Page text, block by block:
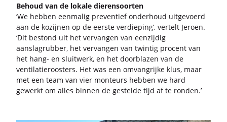
Be­houd van de lo­ka­le die­ren­soor­ten
‘We heb­ben een­ma­lig pre­ven­tief on­der­houd uit­ge­voerd
aan de ko­zij­nen op de eer­ste ver­die­ping’, ver­telt Je­roen.
‘Dit be­stond uit het ver­van­gen van een­zij­dig
aan­slag­rub­ber, het ver­van­gen van twin­tig pro­cent van
het hang- en sluit­werk, en het door­bla­zen van de
ven­ti­la­tie­roos­ters. Het was een om­vang­rij­ke klus, maar
met een team van vier mon­teurs heb­ben we hard
ge­werkt om alles bin­nen de ge­stel­de tijd af te ron­den.’